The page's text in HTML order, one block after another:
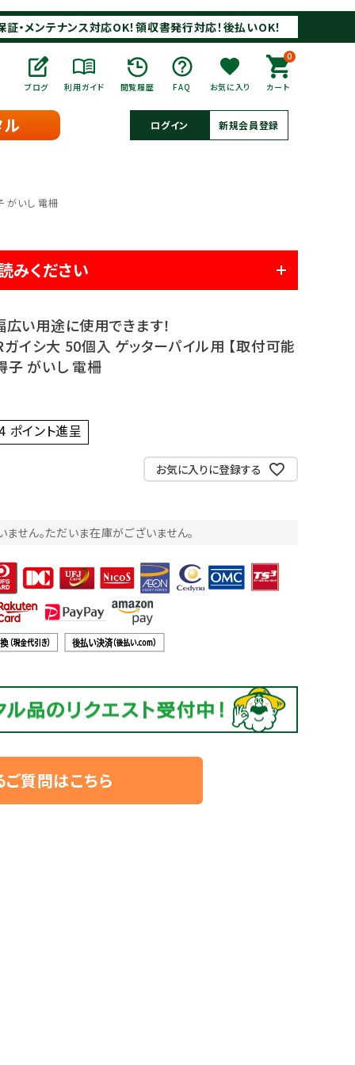
証・メンテナンス対応OK！領収書発行対応！後払いOK！
ブログ 利用ガイド 閲覧履歴 FAQ お気に入り
0
カート
ル ログイン 新規会員登録
がいし 電柵
みください
い用途に使用できます！
イシ大 50個入 ゲッターパイル用 【取付可能
子 がいし 電柵
ポイント進呈 ]
お気に入りに登録する
ません。ただいま在庫がございません。
ご質問はこちら